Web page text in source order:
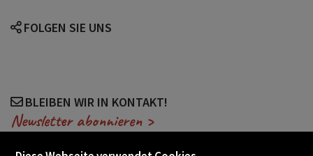
FOLGEN SIE UNS
BLEIBEN WIR IN KONTAKT!
Newsletter abonnieren >